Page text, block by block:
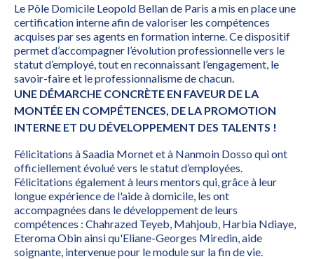
Le Pôle Domicile Leopold Bellan de Paris a mis en place une
certification interne afin de valoriser les compétences
acquises par ses agents en formation interne. Ce dispositif
permet d’accompagner l’évolution professionnelle vers le
statut d’employé, tout en reconnaissant l’engagement, le
savoir-faire et le professionnalisme de chacun.
UNE DÉMARCHE CONCRÈTE EN FAVEUR DE LA
MONTÉE EN COMPÉTENCES, DE LA PROMOTION
INTERNE ET DU DÉVELOPPEMENT DES TALENTS !
Félicitations à Saadia Mornet et à Nanmoin Dosso qui ont
officiellement évolué vers le statut d’employées.
Félicitations également à leurs mentors qui, grâce à leur
longue expérience de l'aide à domicile, les ont
accompagnées dans le développement de leurs
compétences : Chahrazed Teyeb, Mahjoub, Harbia Ndiaye,
Eteroma Obin ainsi qu'Eliane-Georges Miredin, aide
soignante, intervenue pour le module sur la fin de vie.